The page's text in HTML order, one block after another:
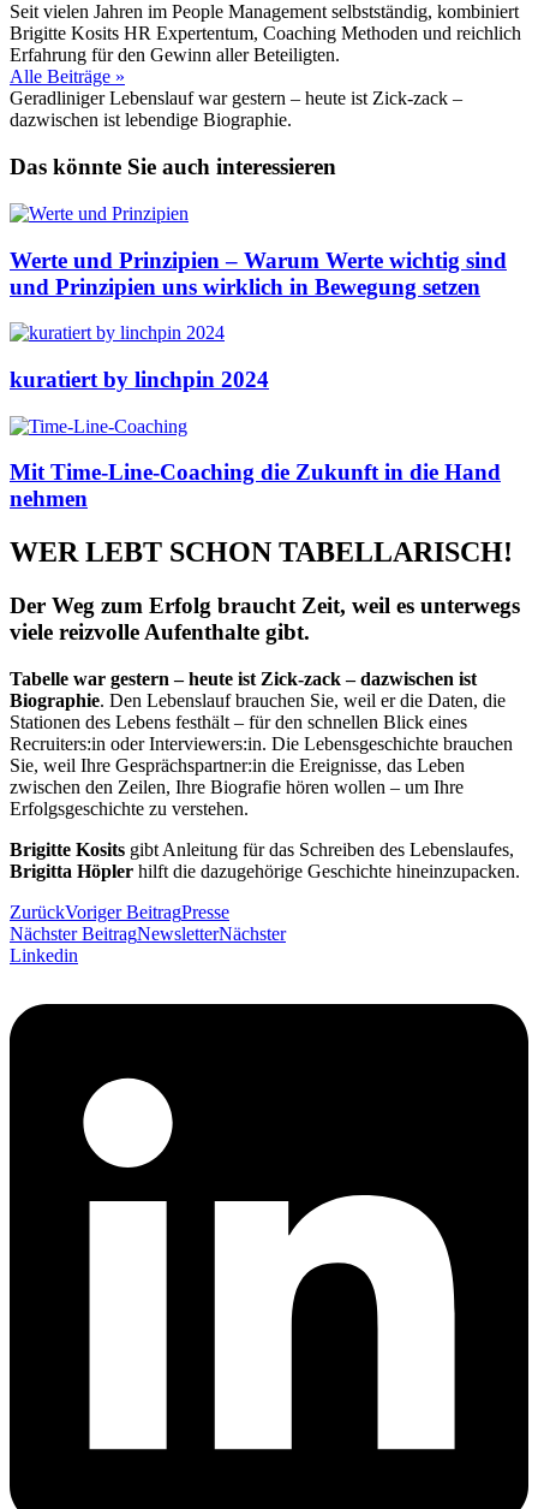
Seit vielen Jahren im People Management selbstständig, kombiniert
Brigitte Kosits HR Expertentum, Coaching Methoden und reichlich
Erfahrung für den Gewinn aller Beteiligten.
Alle Beiträge »
Geradliniger Lebenslauf war gestern – heute ist Zick-zack –
dazwischen ist lebendige Biographie.
Das könnte Sie auch interessieren
Werte und Prinzipien – Warum Werte wichtig sind
und Prinzipien uns wirklich in Bewegung setzen
kuratiert by linchpin 2024
Mit Time-Line-Coaching die Zukunft in die Hand
nehmen
WER LEBT SCHON TABELLARISCH!
Der Weg zum Erfolg braucht Zeit, weil es unterwegs
viele reizvolle Aufenthalte gibt.
Tabelle war gestern – heute ist Zick-zack – dazwischen ist
Biographie. Den Lebenslauf brauchen Sie, weil er die Daten, die
Stationen des Lebens festhält – für den schnellen Blick eines
Recruiters:in oder Interviewers:in. Die Lebensgeschichte brauchen
Sie, weil Ihre Gesprächspartner:in die Ereignisse, das Leben
zwischen den Zeilen, Ihre Biografie hören wollen – um Ihre
Erfolgsgeschichte zu verstehen.
Brigitte Kosits gibt Anleitung für das Schreiben des Lebenslaufes,
Brigitta Höpler hilft die dazugehörige Geschichte hineinzupacken.
ZurückVoriger BeitragPresse
Nächster BeitragNewsletterNächster
Linkedin